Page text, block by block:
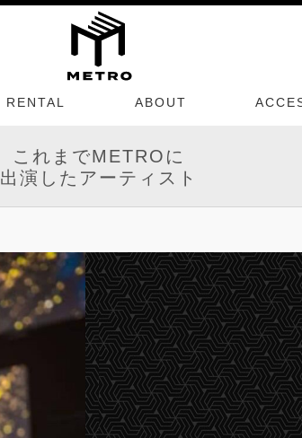
RENTAL ABOUT
これまでMETROに
出演したアーティスト